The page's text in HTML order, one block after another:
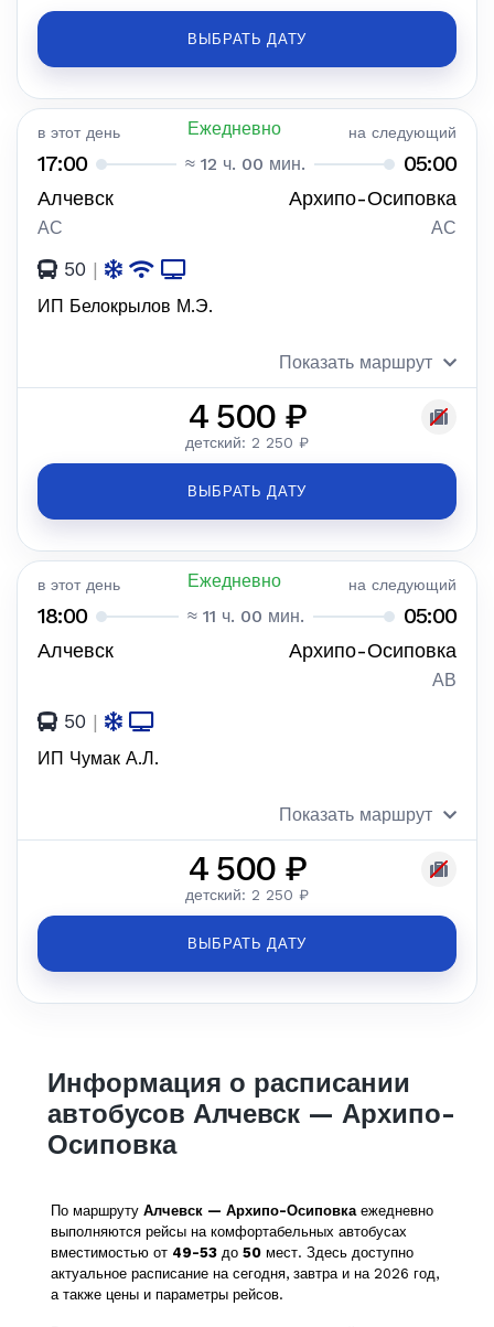
ВЫБРАТЬ ДАТУ
в этот день Ежедневно на следующий
17:00 ≈ 12 ч. 00 мин. 05:00
Алчевск Архипо-Осиповка
АС АС
50 |
ИП Белокрылов М.Э.
Показать маршрут
4 500 ₽
детский: 2 250 ₽
ВЫБРАТЬ ДАТУ
в этот день Ежедневно на следующий
18:00 ≈ 11 ч. 00 мин. 05:00
Алчевск Архипо-Осиповка
АВ
50 |
ИП Чумак А.Л.
Показать маршрут
4 500 ₽
детский: 2 250 ₽
ВЫБРАТЬ ДАТУ
Информация о расписании
автобусов Алчевск — Архипо-
Осиповка
По маршруту Алчевск — Архипо-Осиповкаежедневно
выполняются рейсы на комфортабельных автобусах
вместимостью от 49-53 до 50 мест. Здесь доступно
актуальное расписание на сегодня, завтра и на 2026 год,
а также цены и параметры рейсов.